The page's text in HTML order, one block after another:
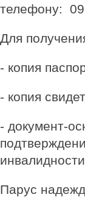
телефону:
Для
- копия
- копия
- документ-
Парус